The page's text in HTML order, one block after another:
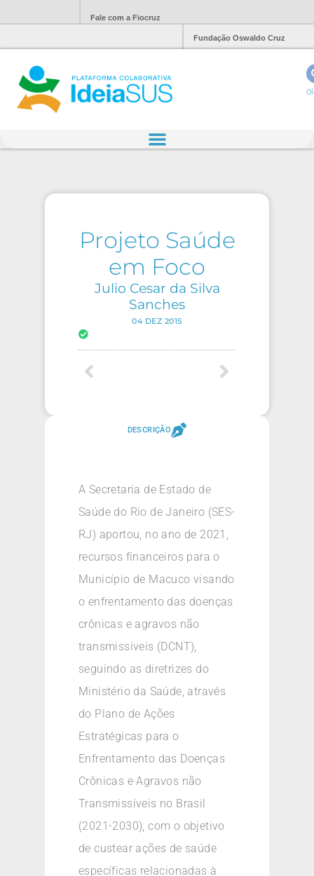
Fale com a Fiocruz
Fundação Oswaldo Cruz
Projeto Saúde
em Foco
Julio Cesar da Silva
Sanches
04 DEZ 2015
DESCRIÇÃO
A Secretaria de Estado de
Saúde do Rio de Janeiro (SES-
RJ) aportou, no ano de 2021,
recursos financeiros para o
Município de Macuco visando
o enfrentamento das doenças
crônicas e agravos não
transmissíveis (DCNT),
seguindo as diretrizes do
Ministério da Saúde, através
do Plano de Ações
Estratégicas para o
Enfrentamento das Doenças
Crônicas e Agravos não
Transmissíveis no Brasil
(2021-2030), com o objetivo
de custear ações de saúde
específicas relacionadas à